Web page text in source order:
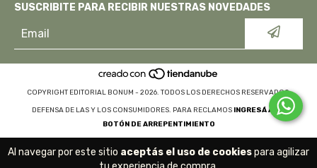
Al navegar por este sitio aceptás el uso de cookiespara agilizar
SUSCRIBITE PARA RECIBIR NUESTRAS NOVEDADES
COPYRIGHT EDITORIAL BONUM - 2026. TODOS LOS DERECHOS RESERVADOS.
DEFENSA DE LAS Y LOS CONSUMIDORES. PARA RECLAMOS INGRESÁ ACÁ.
BOTÓN DE ARREPENTIMIENTO